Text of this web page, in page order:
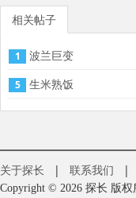
相关帖子
1 波兰巨变
5 生米熟饭
关于探长 | 联系我们 |
Copyright © 2026 探长 版权